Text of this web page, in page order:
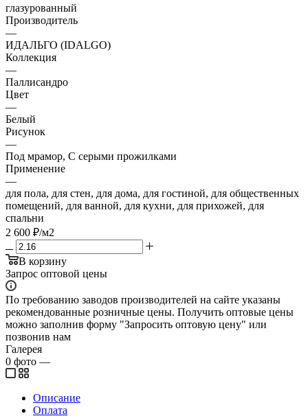
глазурованный
Производитель
—
ИДАЛЬГО (IDALGO)
Коллекция
—
Паллисандро
Цвет
—
Белый
Рисунок
—
Под мрамор, С серыми прожилками
Применение
—
для пола, для стен, для дома, для гостиной, для общественных
помещений, для ванной, для кухни, для прихожей, для
спальни
2 600 ₽/м2
В корзину
Запрос оптовой цены
По требованию заводов производителей на сайте указаны
рекомендованные розничные цены. Получить оптовые цены
можно заполнив форму "Запросить оптовую цену" или
позвонив нам
Галерея
0 фото —
Описание
Оплата